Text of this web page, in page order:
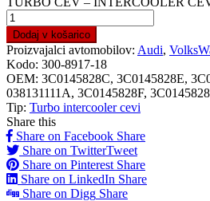
Dodaj v košarico
Proizvajalci avtomobilov: Audi,
Kodo: 300-8917-18
OEM: 3C0145828C, 3C0145828E,
038131111A, 3C0145828F,
Tip: Turbo intercooler cevi
Share this
Share on Facebook Share
Share on TwitterTweet
Share on Pinterest Share
Share on LinkedIn Share
Share on Digg Share